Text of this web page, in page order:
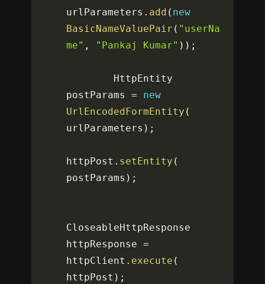
urlParameters . add ( new
BasicNameValuePair ( "userNa
me" , "Pankaj Kumar" ) ) ;
postParams =
new
UrlEncodedFormEntity (
urlParameters ) ;
httpPost . setEntity (
postParams ) ;
CloseableHttpResponse
httpResponse =
httpClient . execute (
httpPost ) ;